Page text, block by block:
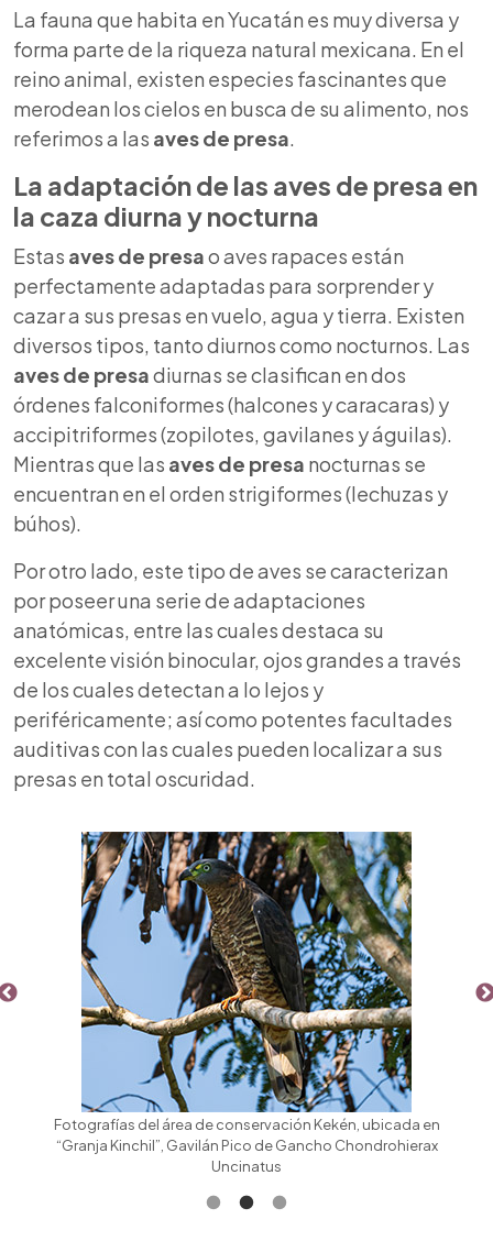
La fauna que habita en Yucatán es muy diversa y
forma parte de la riqueza natural mexicana. En el
reino animal, existen especies fascinantes que
merodean los cielos en busca de su alimento, nos
referimos a las aves de presa
La adaptación de las aves de presaen
la caza diurna y nocturna
Estas aves de presao aves rapaces están
perfectamente adaptadas para sorprender y
cazar a sus presas en vuelo, agua y tierra. Existen
diversos tipos, tanto diurnos como nocturnos. Las
aves de presadiurnas se clasifican en dos
órdenes falconiformes (halcones y caracaras) y
accipitriformes (zopilotes, gavilanes y águilas).
Mientras que las aves de presa nocturnas se
encuentran en el orden strigiformes (lechuzas y
búhos).
Por otro lado, este tipo de aves se caracterizan
por poseer una serie de adaptaciones
anatómicas, entre las cuales destaca su
excelente visión binocular, ojos grandes a través
de los cuales detectan a lo lejos y
periféricamente; así como potentes facultades
auditivas con las cuales pueden localizar a sus
presas en total oscuridad.
Fotografías del área de conservación Kekén, ubicada en
“Granja Kinchil”, Gavilán Pico de Gancho Chondrohierax
Uncinatus